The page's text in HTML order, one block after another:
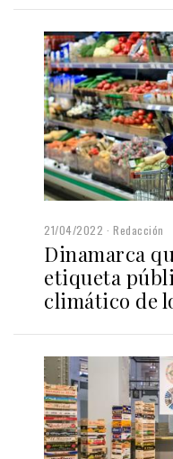
21/04/2022 Redacción
Dinamarca
etiqueta
climático de